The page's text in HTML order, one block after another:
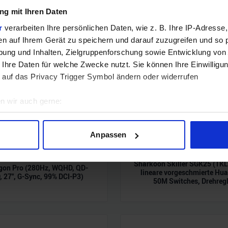
mit Ihren Daten
verarbeiten Ihre persönlichen Daten, wie z. B. Ihre IP-
auf Ihrem Gerät zu speichern und darauf zuzugreifen und so
und Inhalten, Zielgruppenforschung sowie Entwicklung
Daten für welche Zwecke nutzt. Sie können Ihre
das Privacy Trigger Symbol ändern oder widerrufen
wir auch gerne:
Lage erfassen, welche bis auf einige Meter genau
Ihre persönlichen Daten verarbeitet werden, und legen Sie
und Anzeigen zu personalisieren, Funktionen für soziale
zu analysieren. Außerdem geben wir Informationen zu
Anpassen
Pro (280Hz, WQHD, QD-
27", G-Sync, 99% DCI-P3)
Sharkoon Skiller SGK25
lineare vorgeschmierte
50M Switches,